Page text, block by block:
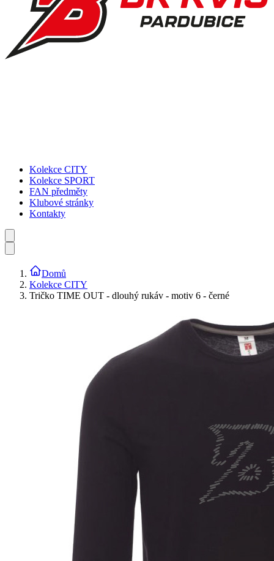
Kolekce CITY
Kolekce SPORT
FAN předměty
Klubové stránky
Kontakty
Domů
Kolekce CITY
Tričko TIME OUT - dlouhý rukáv - motiv 6 - černé